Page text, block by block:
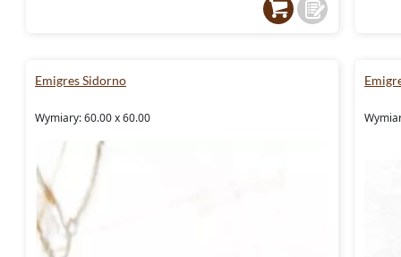
Emigres Sidorno
Wymiary: 60.00 x 60.00